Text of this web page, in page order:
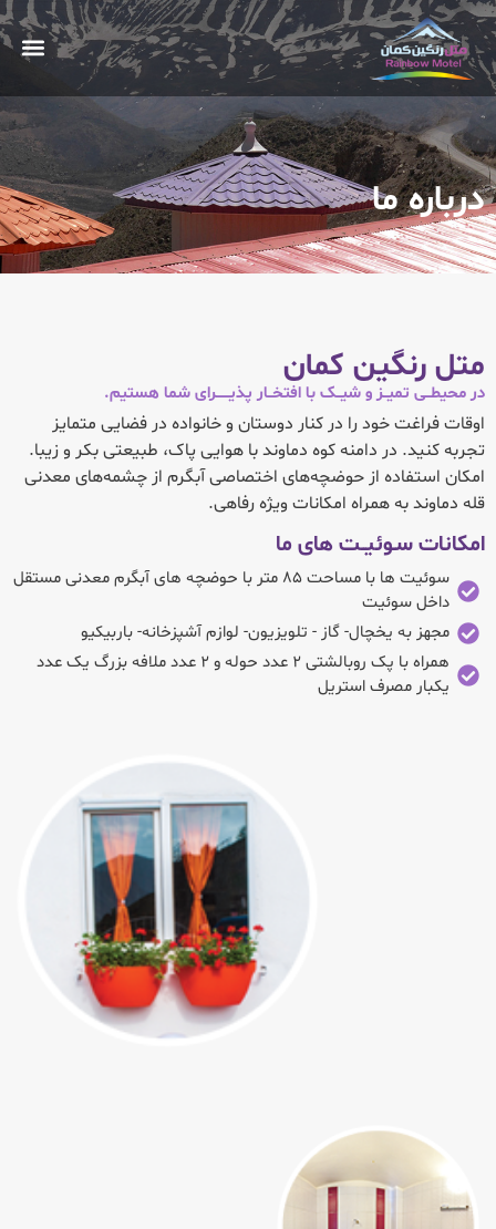
درباره ما
متل رنگین کمان
در محیطــی تمیــز و شیــک با افتخــار پذیــــــرای شما هستیم.
اوقات فراغت خود را در کنار دوستان و خانواده در فضایی متمایز
تجربه کنید. در دامنه کوه دماوند با هوایی پاک، طبیعتی بکر و زیبا.
امکان استفاده از حوضچه‌های اختصاصی آبگرم از چشمه‌های معدنی
قله دماوند به همراه امکانات ویژه رفاهی.
امکانات سـوئیــت ‌های ما
سوئیت ها با مساحت ۸۵ متر با حوضچه های آبگرم معدنی مستقل
داخل سوئیت
مجهز به یخچال- گاز - تلویزیون- لوازم آشپزخانه- باربیکیو
همراه با پک روبالشتی ۲ عدد حوله و ۲ عدد ملافه بزرگ یک عدد
یکبار مصرف استریل